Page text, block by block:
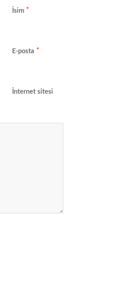
İsim *
E-posta *
İnternet sitesi